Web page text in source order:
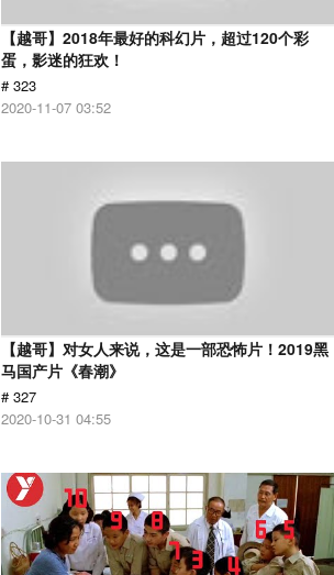
【越哥】2018年最好的科幻片，超过120个彩
蛋，影迷的狂欢！
# 323
2020-11-07 03:52
【越哥】对女人来说，这是一部恐怖片！2019黑
马国产片《春潮》
# 327
2020-10-31 04:55